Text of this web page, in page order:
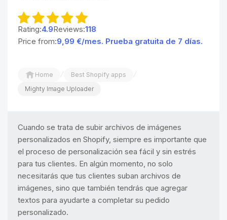
Rating:4.9Reviews:118
Price from:9,99 €/mes. Prueba gratuita de 7 días.
Home / Best Shopify apps /
Mighty Image Uploader
Cuando se trata de subir archivos de imágenes
personalizados en Shopify, siempre es importante que
el proceso de personalización sea fácil y sin estrés
para tus clientes. En algún momento, no solo
necesitarás que tus clientes suban archivos de
imágenes, sino que también tendrás que agregar
textos para ayudarte a completar su pedido
personalizado.